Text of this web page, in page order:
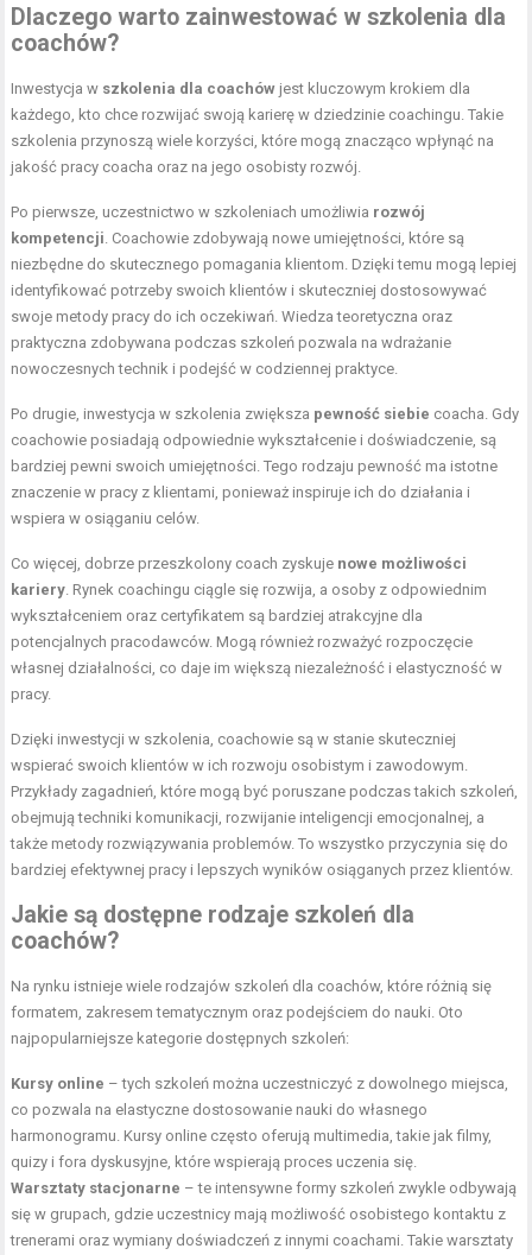
Dlaczego warto zainwestować w szkolenia dla
coachów?
Inwestycja w szkolenia dla coachów jest kluczowym krokiem dla
każdego, kto chce rozwijać swoją karierę w dziedzinie coachingu. Takie
szkolenia przynoszą wiele korzyści, które mogą znacząco wpłynąć na
jakość pracy coacha oraz na jego osobisty rozwój.
Po pierwsze, uczestnictwo w szkoleniach umożliwia rozwój
kompetencji . Coachowie zdobywają nowe umiejętności, które są
niezbędne do skutecznego pomagania klientom. Dzięki temu mogą lepiej
identyfikować potrzeby swoich klientów i skuteczniej dostosowywać
swoje metody pracy do ich oczekiwań. Wiedza teoretyczna oraz
praktyczna zdobywana podczas szkoleń pozwala na wdrażanie
nowoczesnych technik i podejść w codziennej praktyce.
Po drugie, inwestycja w szkolenia zwiększa pewność siebie coacha. Gdy
coachowie posiadają odpowiednie wykształcenie i doświadczenie, są
bardziej pewni swoich umiejętności. Tego rodzaju pewność ma istotne
znaczenie w pracy z klientami, ponieważ inspiruje ich do działania i
wspiera w osiąganiu celów.
Co więcej, dobrze przeszkolony coach zyskuje nowe możliwości
kariery . Rynek coachingu ciągle się rozwija, a osoby z odpowiednim
wykształceniem oraz certyfikatem są bardziej atrakcyjne dla
potencjalnych pracodawców. Mogą również rozważyć rozpoczęcie
własnej działalności, co daje im większą niezależność i elastyczność w
pracy.
Dzięki inwestycji w szkolenia, coachowie są w stanie skuteczniej
wspierać swoich klientów w ich rozwoju osobistym i zawodowym.
Przykłady zagadnień, które mogą być poruszane podczas takich szkoleń,
obejmują techniki komunikacji, rozwijanie inteligencji emocjonalnej, a
także metody rozwiązywania problemów. To wszystko przyczynia się do
bardziej efektywnej pracy i lepszych wyników osiąganych przez klientów.
Jakie są dostępne rodzaje szkoleń dla
coachów?
Na rynku istnieje wiele rodzajów szkoleń dla coachów, które różnią się
formatem, zakresem tematycznym oraz podejściem do nauki. Oto
najpopularniejsze kategorie dostępnych szkoleń:
Kursy online – tych szkoleń można uczestniczyć z dowolnego miejsca,
co pozwala na elastyczne dostosowanie nauki do własnego
harmonogramu. Kursy online często oferują multimedia, takie jak filmy,
quizy i fora dyskusyjne, które wspierają proces uczenia się.
Warsztaty stacjonarne – te intensywne formy szkoleń zwykle odbywają
się w grupach, gdzie uczestnicy mają możliwość osobistego kontaktu z
trenerami oraz wymiany doświadczeń z innymi coachami. Takie warsztaty